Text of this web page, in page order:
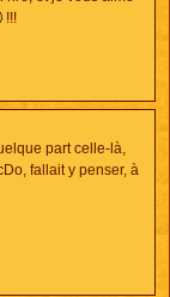
!!!
part celle-là,
fallait y penser, à